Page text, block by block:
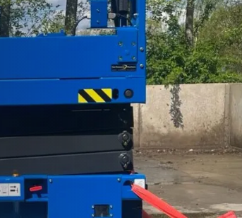
Capri voor Hardeman Isolatie